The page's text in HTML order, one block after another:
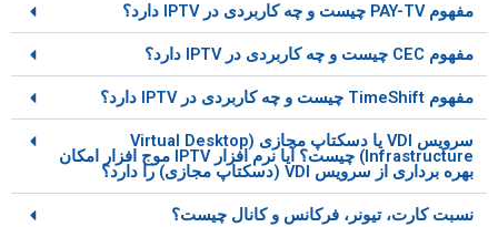
مفهوم PAY-TV چیست و چه کاربردی در IPTV دارد؟
مفهوم CEC چیست و چه کاربردی در IPTV دارد؟
مفهوم TimeShift چیست و چه کاربردی در IPTV دارد؟
سرویس VDI یا دسکتاپ مجازی (Virtual Desktop
Infrastructure) چیست؟ آیا نرم افزار IPTV موج افزار امکان
بهره برداری از سرویس VDI (دسکتاپ مجازی) را دارد؟
نسبت کارت، تیونر، فرکانس و کانال چیست؟